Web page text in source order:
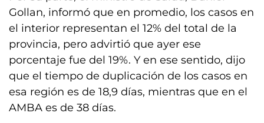
Gollan, informó que en promedio, los casos en
el interior representan el 12% del total de la
provincia, pero advirtió que ayer ese
porcentaje fue del 19%. Y en ese sentido, dijo
que el tiempo de duplicación de los casos en
esa región es de 18,9 días, mientras que en el
AMBA es de 38 días.